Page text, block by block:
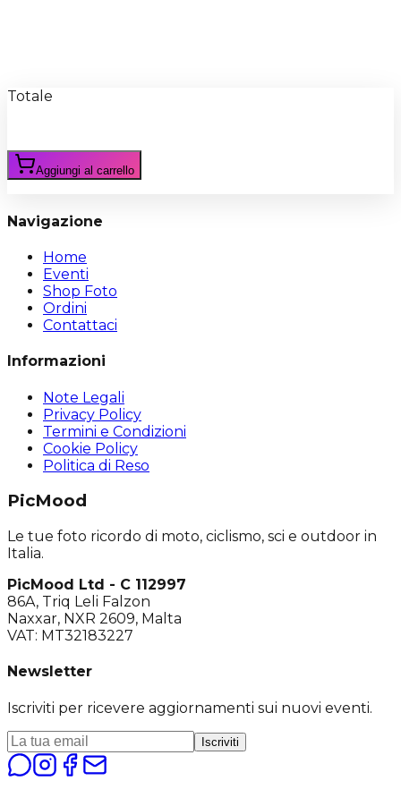
Totale
Aggiungi al carrello
Navigazione
Home
Eventi
Shop Foto
Ordini
Contattaci
Informazioni
Note Legali
Privacy Policy
Termini e Condizioni
Cookie Policy
Politica di Reso
PicMood
Le tue foto ricordo di moto, ciclismo, sci e outdoor in
Italia.
PicMood Ltd - C 112997
86A, Triq Leli Falzon
Naxxar, NXR 2609, Malta
VAT: MT32183227
Newsletter
Iscriviti per ricevere aggiornamenti sui nuovi eventi.
Iscriviti